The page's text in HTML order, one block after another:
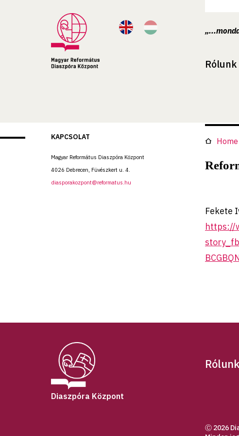
Rólunk
KAPCSOLAT
Magyar Református Diaszpóra Központ
4026 Debrecen, Füvészkert u. 4.
diasporakozpont@reformatus.hu
Home
Fekete
https://
Diaszpóra Központ
Rólunk
Ⓒ 2026